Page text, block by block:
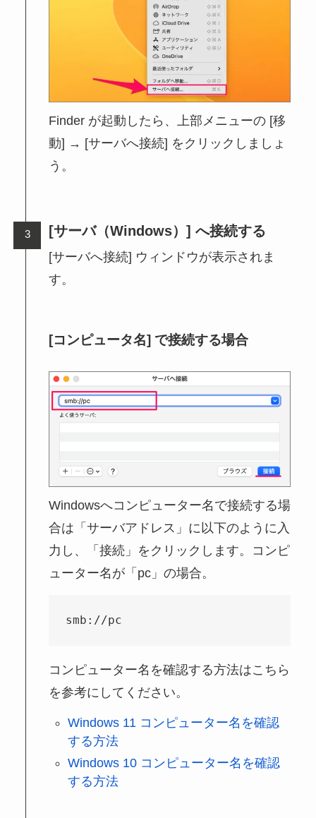
Finder が起動したら、上部メニューの [移
動] → [サーバへ接続] をクリックしましょ
う。
[サーバ（Windows）] へ接続する
[サーバへ接続] ウィンドウが表示されま
す。
[コンピュータ名] で接続する場合
Windowsへコンピューター名で接続する場
合は「サーバアドレス」に以下のように入
力し、「接続」をクリックします。コンピ
ューター名が「pc」の場合。
smb://pc
コンピューター名を確認する方法はこちら
を参考にしてください。
Windows 11 コンピューター名を確認
する方法
Windows 10 コンピューター名を確認
する方法